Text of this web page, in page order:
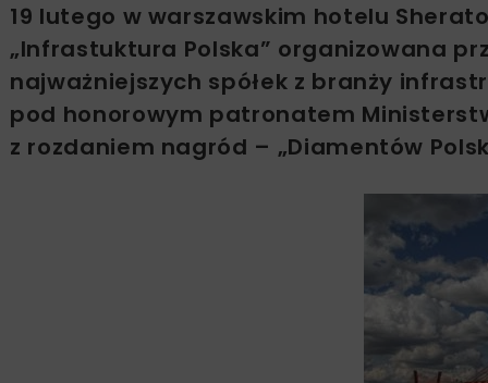
19 lutego w warszawskim hotelu
„Infrastuktura Polska” organizowana
najważniejszych spółek z branży
pod honorowym patronatem
z rozdaniem nagród – „Diamentów